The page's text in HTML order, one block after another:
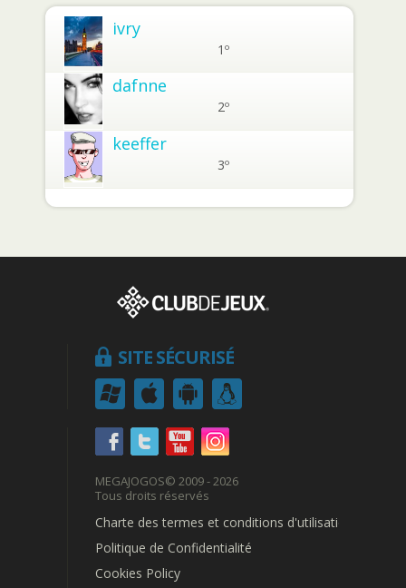
ivry
1º
dafnne
2º
keeffer
3º
SITE SÉCURISÉ
MEGAJOGOS© 2009 - 2026
Tous droits réservés
Charte des termes et conditions d'utilisation
Politique de Confidentialité
Cookies Policy